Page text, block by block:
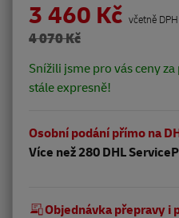
3 460 Kč včetně DPH
4 070 Kč
Snížili jsme pro vás ceny
stále expresně!
Osobní podání přímo na
Více než 280 DHL
Objednávka přepravy i